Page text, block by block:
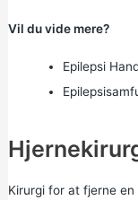
Vil du vide mere?
Epilepsi
Kirurgi for at fjerne